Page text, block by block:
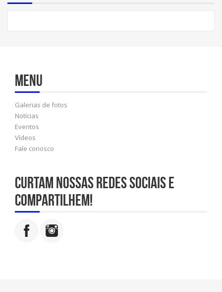
Menu
Galerias de fotos
Notícias
Eventos
Vídeos
Fale conosco
Curtam nossas redes sociais e
compartilhem!